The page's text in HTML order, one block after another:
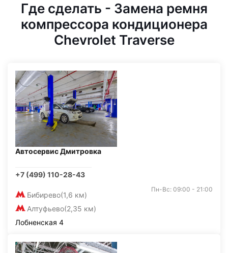
Где сделать - Замена ремня
компрессора кондиционера
Chevrolet Traverse
Автосервис Дмитровка
+7 (499) 110-28-43
Бибирево(1,6 км)
Алтуфьево(2,35 км)
Пн-Вс: 09:00 - 21:00
Лобненская 4